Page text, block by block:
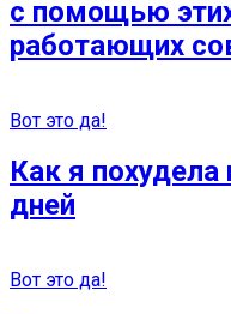
с помощью
работающих
Вот это да!
Как я похудела
дней
Вот это да!